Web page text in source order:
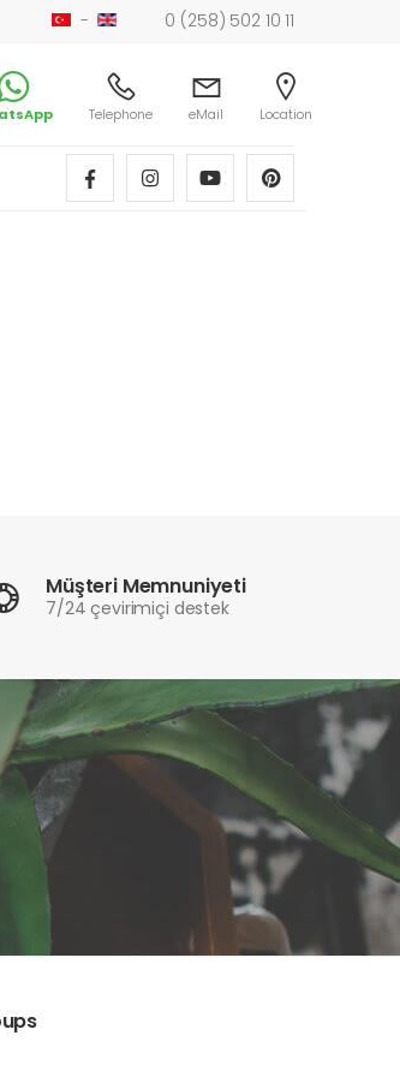
- 0 (258) 502 10 11
Telephone eMail Location
Müşteri Memnuniyeti
7/24 çevirimiçi destek